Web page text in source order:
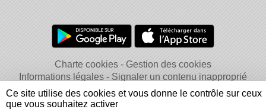
Charte cookies
Gestion des cookies
Informations légales
Signaler un contenu inapproprié
Ce site utilise des cookies et vous donne le contrôle sur ceux
que vous souhaitez activer